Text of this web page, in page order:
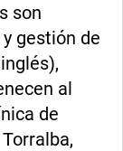
son
gestión de
al
de